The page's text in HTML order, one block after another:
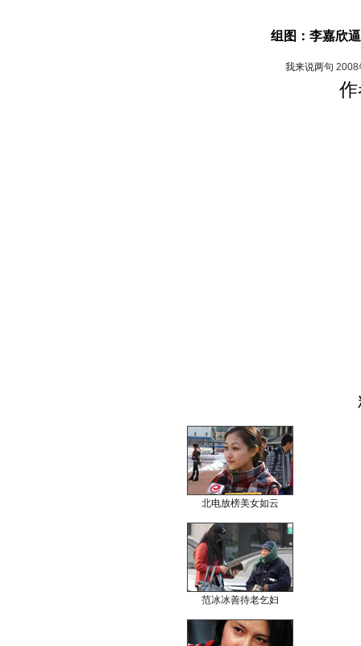
组图：李嘉欣
我来说两句 2008
北电放榜美女如云
范冰冰善待老乞妇